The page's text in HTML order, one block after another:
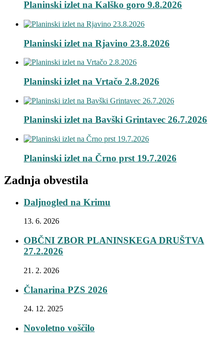
Planinski izlet na Kalško goro 9.8.2026
Planinski izlet na Rjavino 23.8.2026
Planinski izlet na Vrtačo 2.8.2026
Planinski izlet na Bavški Grintavec 26.7.2026
Planinski izlet na Črno prst 19.7.2026
Zadnja obvestila
Daljnogled na Krimu
13. 6. 2026
OBČNI ZBOR PLANINSKEGA DRUŠTVA
27.2.2026
21. 2. 2026
Članarina PZS 2026
24. 12. 2025
Novoletno voščilo